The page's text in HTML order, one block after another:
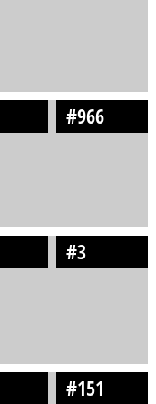
#966
#3
#151